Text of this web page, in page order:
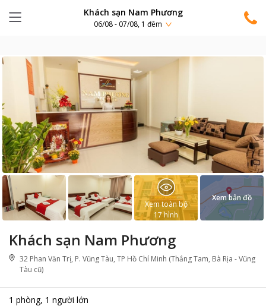
Khách sạn Nam Phương
06/08 - 07/08, 1 đêm
Khách sạn Nam Phương
32 Phan Văn Trị, P. Vũng Tàu, TP Hồ Chí Minh (Thắng Tam, Bà Rịa - Vũng
Tàu cũ)
1 phòng, 1 người lớn
Xem toàn bộ
17 hình
Xem bản đồ